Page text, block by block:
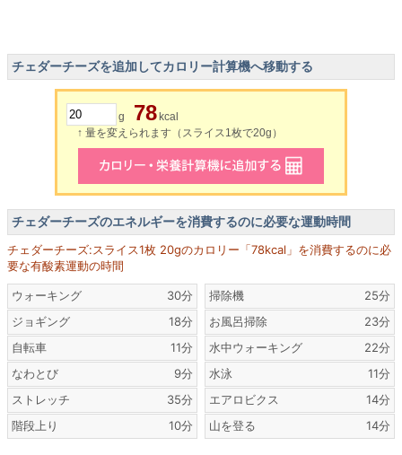
チェダーチーズを追加してカロリー計算機へ移動する
g 78 kcal
↑ 量を変えられます（スライス1枚で20g）
チェダーチーズのエネルギーを消費するのに必要な運動時間
チェダーチーズ:スライス1枚 20gのカロリー「78kcal」を消費するのに必
要な有酸素運動の時間
ウォーキング
30分
ジョギング
18分
自転車
11分
なわとび
9分
ストレッチ
35分
階段上り
10分
掃除機
25分
お風呂掃除
23分
水中ウォーキング
22分
水泳
11分
エアロビクス
14分
山を登る
14分